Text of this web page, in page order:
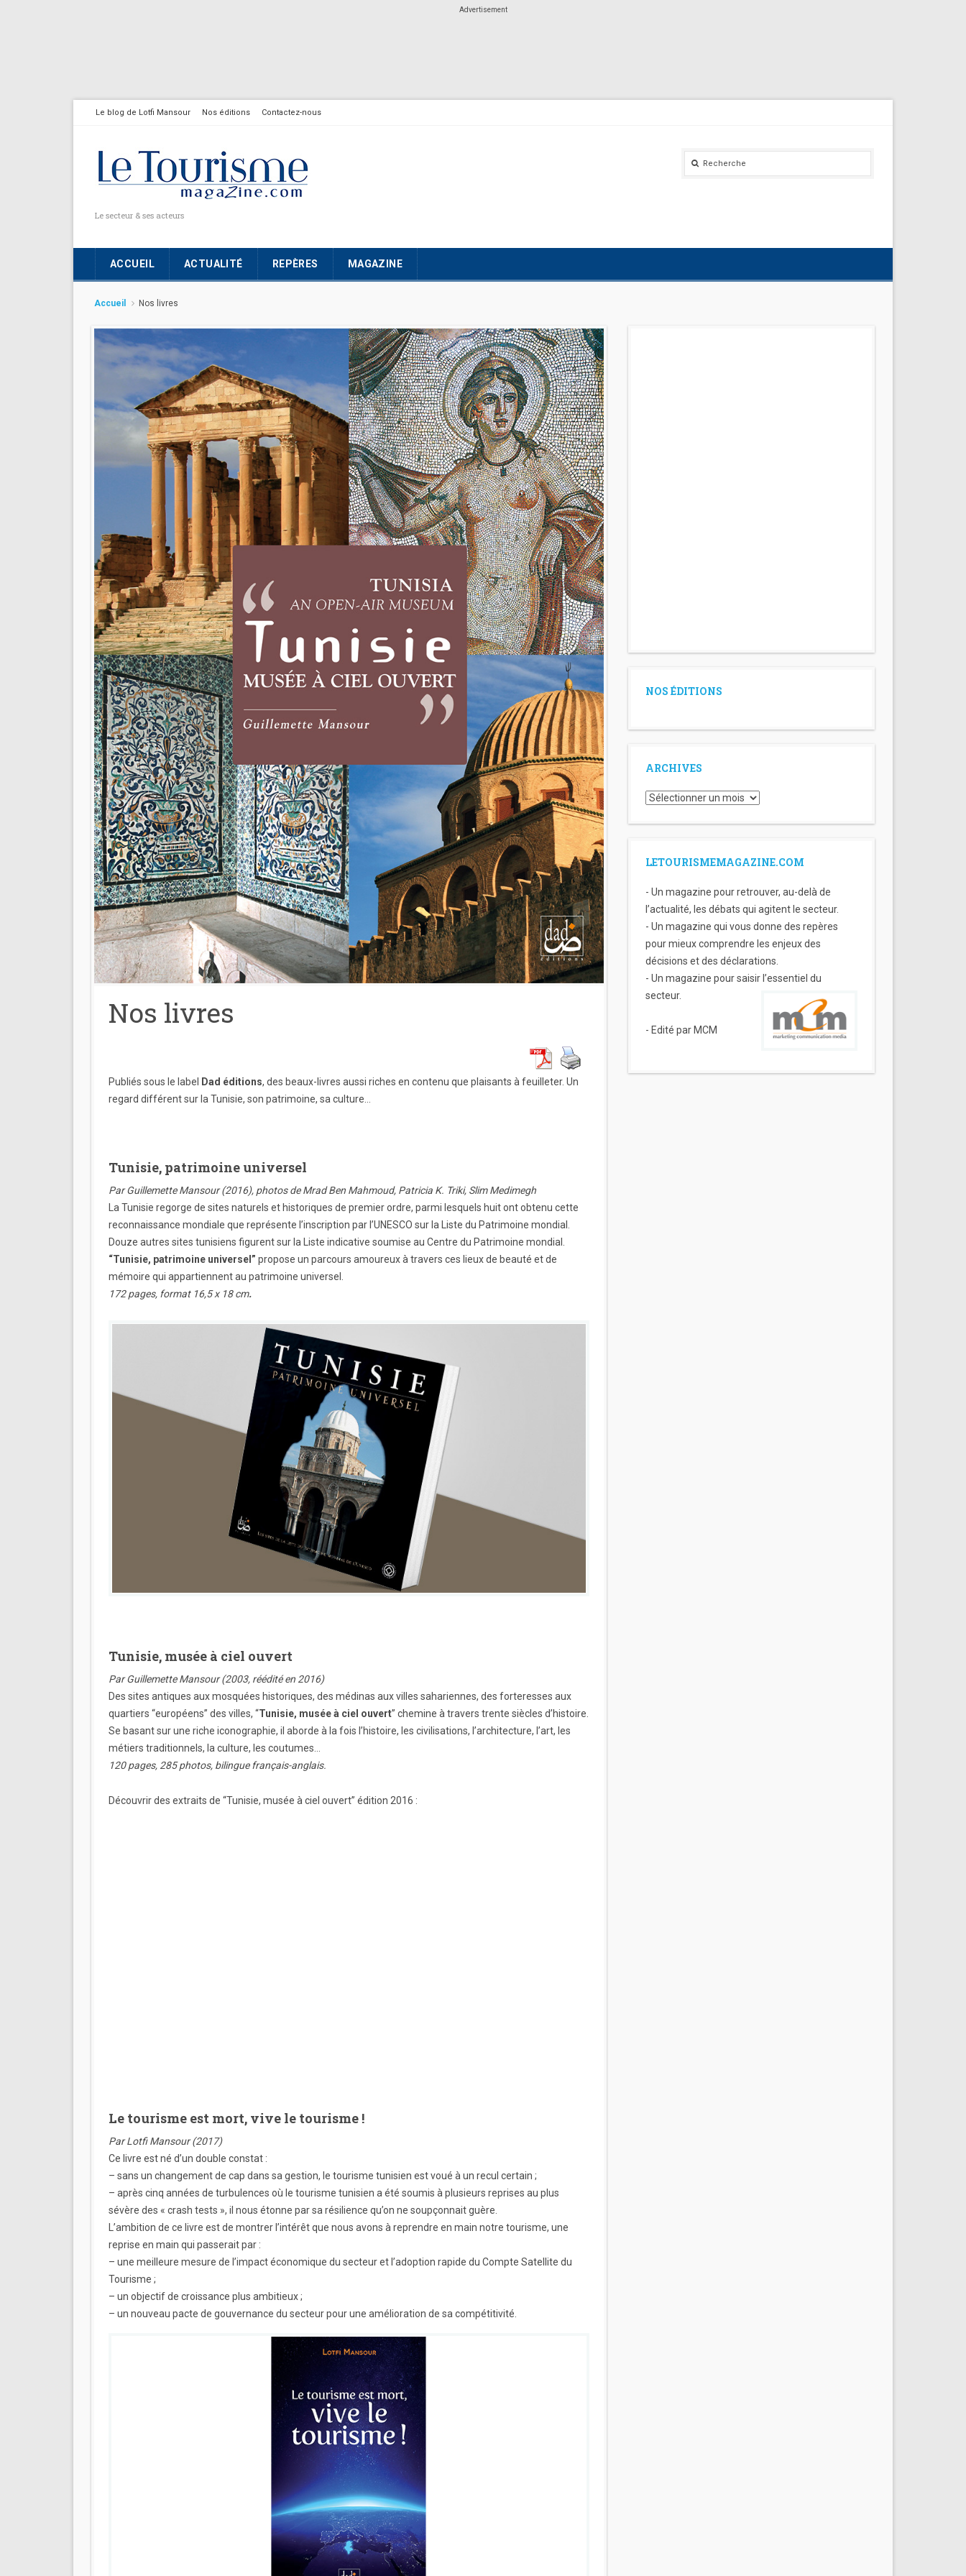
Advertisement
Le blog de Lotfi Mansour Nos éditions Contactez-nous
Le secteur & ses acteurs
ACCUEIL ACTUALITÉ REPÈRES MAGAZINE
Accueil Nos livres
Nos livres
Publiés sous le label Dad éditions, des beaux-livres aussi riches en contenu que plaisants à feuilleter. Un
regard différent sur la Tunisie, son patrimoine, sa culture…
Tunisie, patrimoine universel
Par Guillemette Mansour (2016), photos de Mrad Ben Mahmoud, Patricia K. Triki, Slim Medimegh
La Tunisie regorge de sites naturels et historiques de premier ordre, parmi lesquels huit ont obtenu cette
reconnaissance mondiale que représente l’inscription par l’UNESCO sur la Liste du Patrimoine mondial.
Douze autres sites tunisiens figurent sur la Liste indicative soumise au Centre du Patrimoine mondial.
“Tunisie, patrimoine universel” propose un parcours amoureux à travers ces lieux de beauté et de
mémoire qui appartiennent au patrimoine universel.
172 pages, format 16,5 x 18 cm.
Tunisie, musée à ciel ouvert
Par Guillemette Mansour (2003, réédité en 2016)
Des sites antiques aux mosquées historiques, des médinas aux villes sahariennes, des forteresses aux
quartiers “européens” des villes, “Tunisie, musée à ciel ouvert” chemine à travers trente siècles d’histoire.
Se basant sur une riche iconographie, il aborde à la fois l’histoire, les civilisations, l’architecture, l’art, les
métiers traditionnels, la culture, les coutumes…
120 pages, 285 photos, bilingue français-anglais.
Découvrir des extraits de “Tunisie, musée à ciel ouvert” édition 2016 :
Le tourisme est mort, vive le tourisme !
Par Lotfi Mansour (2017)
Ce livre est né d’un double constat :
– sans un changement de cap dans sa gestion, le tourisme tunisien est voué à un recul certain ;
– après cinq années de turbulences où le tourisme tunisien a été soumis à plusieurs reprises au plus
sévère des « crash tests », il nous étonne par sa résilience qu’on ne soupçonnait guère.
L’ambition de ce livre est de montrer l’intérêt que nous avons à reprendre en main notre tourisme, une
reprise en main qui passerait par :
– une meilleure mesure de l’impact économique du secteur et l’adoption rapide du Compte Satellite du
Tourisme ;
– un objectif de croissance plus ambitieux ;
– un nouveau pacte de gouvernance du secteur pour une amélioration de sa compétitivité.
NOS ÉDITIONS
ARCHIVES
Archives
LETOURISMEMAGAZINE.COM
- Un magazine pour retrouver, au-delà de
l’actualité, les débats qui agitent le secteur.
- Un magazine qui vous donne des repères
pour mieux comprendre les enjeux des
décisions et des déclarations.
- Un magazine pour saisir l’essentiel du
secteur.
- Edité par MCM